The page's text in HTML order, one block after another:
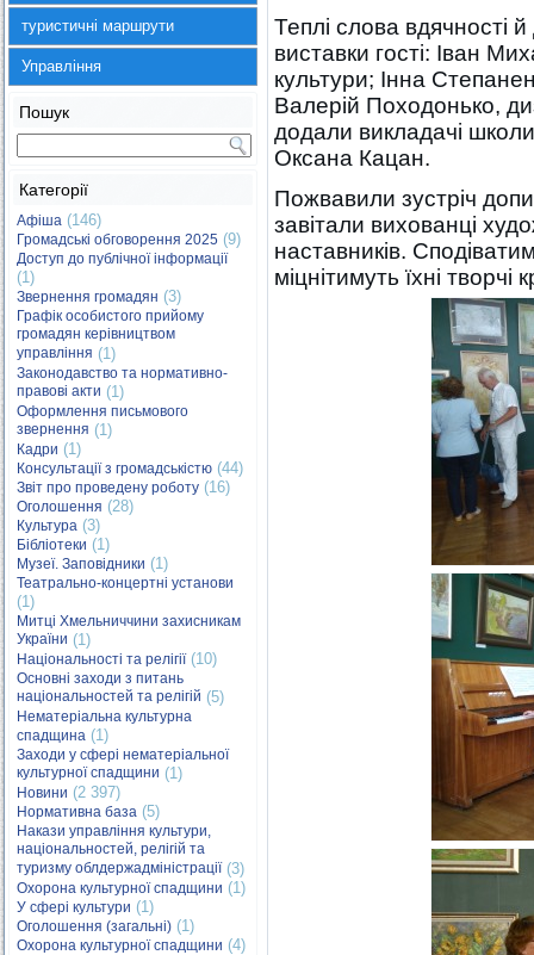
туристичні маршрути
Управління
Пошук
Категорії
Афіша (146)
Громадські обговорення 2025 (9)
Доступ до публічної інформації
(1)
Звернення громадян (3)
Графік особистого прийому
громадян керівництвом
управління (1)
Законодавство та нормативно-
правові акти (1)
Оформлення письмового
звернення (1)
Кадри (1)
Консультації з громадськістю (44)
Звіт про проведену роботу (16)
Оголошення (28)
Культура (3)
Бібліотеки (1)
Музеї. Заповідники (1)
Театрально-концертні установи
(1)
Митці Хмельниччини захисникам
України (1)
Національності та релігії(10)
Основні заходи з питань
національностей та релігій (5)
Нематеріальна культурна
спадщина (1)
Заходи у сфері нематеріальної
культурної спадщини (1)
Новини (2 397)
Нормативна база (5)
Накази управління культури,
національностей, релігій та
туризму облдержадміністрації(3)
Охорона культурної спадщини (1)
У сфері культури (1)
Оголошення (загальні) (1)
Охорона культурної спадщини (4)
Теплі слова вдячності
виставки гості: Іван
культури; Інна
Валерій Походонько,
додали викладачі
Оксана Кацан.
Пожвавили зустріч
завітали вихованці
наставників.
міцнітимуть їхні творчі